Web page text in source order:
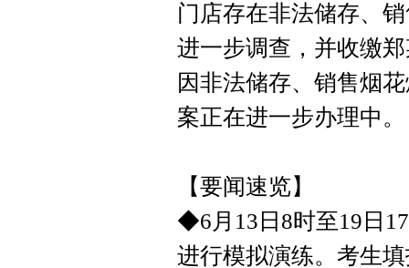
门店存在非法储存、
进一步调查，并收缴
因非法储存、销售烟
案正在进一步办理中。
【要闻速览】
◆6月13日8时至19日
进行模拟演练。考生